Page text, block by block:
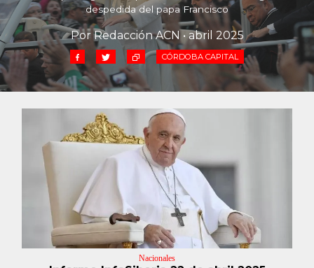
Cruz del Eje
Corredor de Ansenuza
La Carlota y zona
Laboulaye y sur
Bell Ville
Despeñaderos
despedida del papa Francisco
Por Redacción ACN • abril 2025
CÓRDOBA CAPITAL
Nacionales